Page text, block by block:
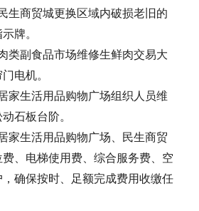
生商贸城更换区域内破损老旧的
牌。
类副食品市场维修生鲜肉交易大
电机。
家生活用品购物广场组织人员维
石板台阶。
家生活用品购物广场、民生商贸
、电梯使用费、综合服务费、空
确保按时、足额完成费用收缴任